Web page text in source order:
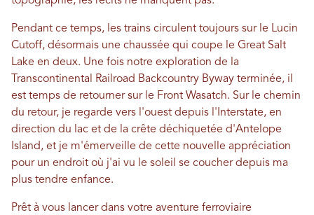
Pendant ce temps, les trains circulent toujours sur le Lucin
Cutoff, désormais une chaussée qui coupe le Great Salt
Lake en deux. Une fois notre exploration de la
Transcontinental Railroad Backcountry Byway terminée, il
est temps de retourner sur le Front Wasatch. Sur le chemin
du retour, je regarde vers l'ouest depuis l'Interstate, en
direction du lac et de la crête déchiquetée d'Antelope
Island, et je m'émerveille de cette nouvelle appréciation
pour un endroit où j'ai vu le soleil se coucher depuis ma
plus tendre enfance.
Prêt à vous lancer dans votre aventure ferroviaire